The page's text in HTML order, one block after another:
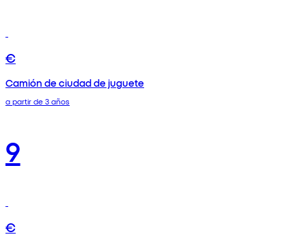
€
Camión de ciudad de juguete
a partir de 3 años
9
€